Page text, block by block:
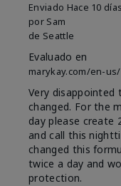
Enviado Hace 10 días
por Sam
de Seattle
Evaluado en
marykay.com/en-us/
Very
changed. For the
day please create
and call this
changed this
twice a day and
protection.